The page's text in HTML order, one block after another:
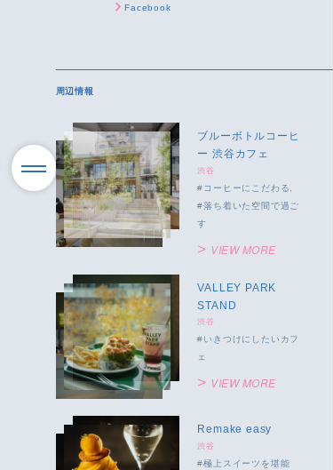
Facebook
周辺情報
ブルーボトルコーヒ
ー 渋谷カフェ
渋谷
コーヒーにこだわる
落ち着いた空間で過ご
す
VIEW MORE
VALLEY PARK
STAND
渋谷
いきつけにしたいカフ
ェ
VIEW MORE
Remake easy
渋谷
極上スイーツを堪能